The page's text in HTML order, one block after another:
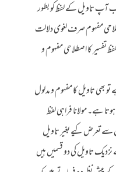
آپ تاویل کے لفظ کو بطور
مفہوم صرف لغوی دلالت
تفسیر کا اصطلاحی مفہوم و
بھی تاویل کا مفہوم و مدلول
ہے۔ مولانا فراہی لفظ
سے تعرض کیے بغیر تاویل
تاویل کی دو قسمیں ہیں